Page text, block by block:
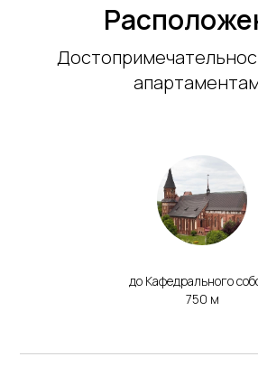
до Кафедрального
750 м